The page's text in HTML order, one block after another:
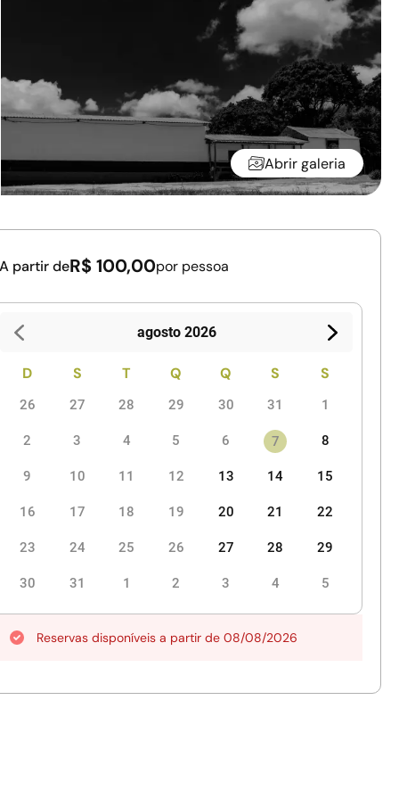
Abrir galeria
A partir deR$ 100,00por pessoa
agosto 2026
D S T Q Q S S
26 27 28 29 30 31 1
2 3 4 5 6 7 8
9 10 11 12 13 14 15
16 17 18 19 20 21 22
23 24 25 26 27 28 29
30 31 1 2 3 4 5
Reservas disponíveis a partir de 08/08/2026